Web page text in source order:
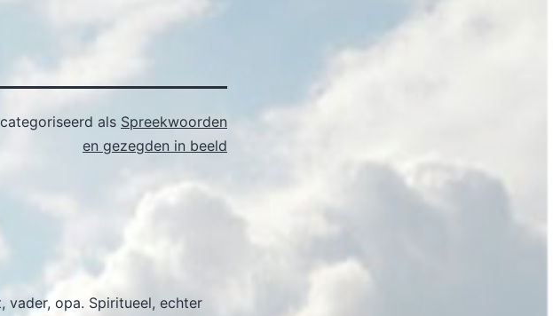
als Spreekwoorden
en gezegden in beeld
vader, opa. Spiritueel, echter